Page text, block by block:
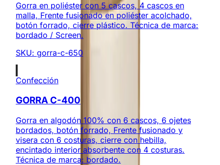
Gorra en poliéster con 5 cascos, 4 cascos en
malla, Frente fusionado en poliéster acolchado,
botón forrado, cierre plástico. Técnica de marca:
bordado / Screen.
SKU: gorra-c-650
Confección
GORRA C-400
Gorra en algodón 100% con 6 cascos, 6 ojetes
bordados, botón forrado, Frente fusionado y
visera con 6 costuras, cierre con hebilla,
encintado interior absorbente con 4 costuras.
Técnica de marca: bordado.